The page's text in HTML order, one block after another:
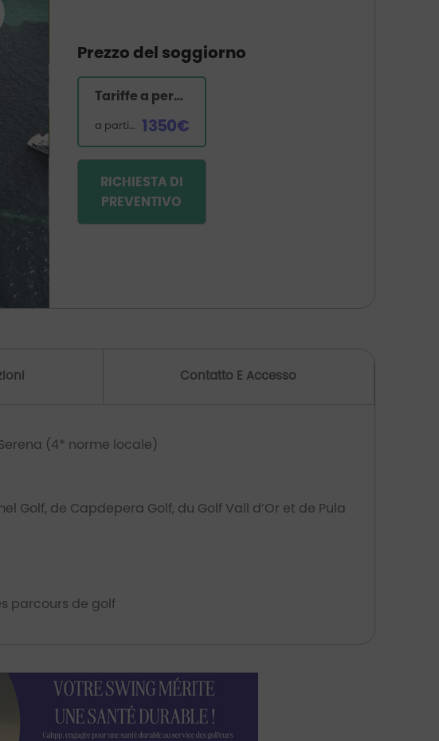
Prezzo del soggiorno
Tariffe a persona
a partire da 1350€
RICHIESTA DI
PREVENTIVO
Contatto E Accesso
(4* norme locale)
Golf, de Capdepera Golf, du Golf Vall d’Or et de Pula
parcours de golf